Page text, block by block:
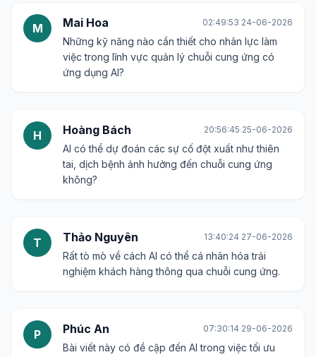
M Mai Hoa 02:49:53 24-06-2026
Những kỹ năng nào cần thiết cho nhân lực làm
việc trong lĩnh vực quản lý chuỗi cung ứng có
ứng dụng AI?
H Hoàng Bách 20:56:45 25-06-2026
AI có thể dự đoán các sự cố đột xuất như thiên
tai, dịch bệnh ảnh hưởng đến chuỗi cung ứng
không?
T Thảo Nguyên 13:40:24 27-06-2026
Rất tò mò về cách AI có thể cá nhân hóa trải
nghiệm khách hàng thông qua chuỗi cung ứng.
P Phúc An 07:30:14 29-06-2026
Bài viết này có đề cập đến AI trong việc tối ưu